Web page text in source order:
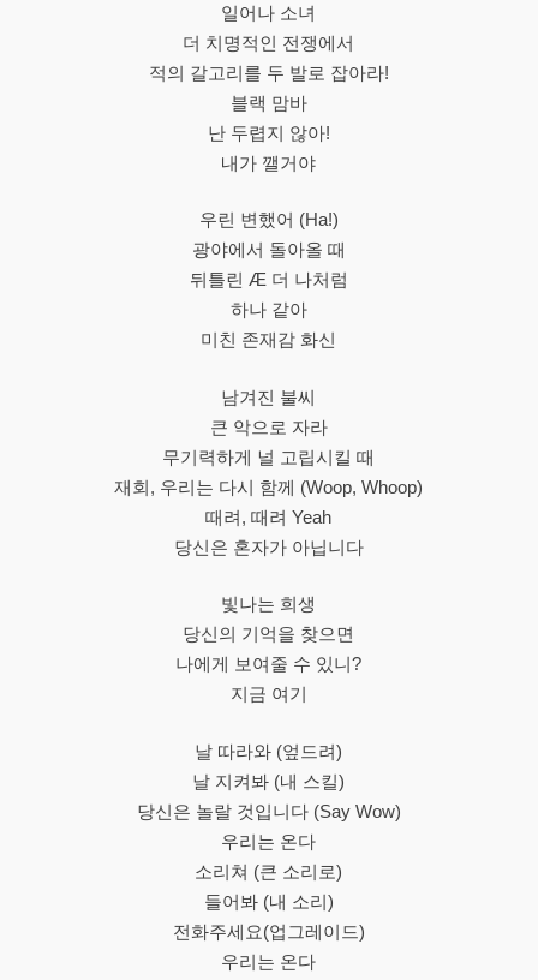
일어나 소녀
더 치명적인 전쟁에서
적의 갈고리를 두 발로 잡아라!
블랙 맘바
난 두렵지 않아!
내가 깰거야
우린 변했어 (Ha!)
광야에서 돌아올 때
뒤틀린 Æ 더 나처럼
하나 같아
미친 존재감 화신
남겨진 불씨
큰 악으로 자라
무기력하게 널 고립시킬 때
재회, 우리는 다시 함께 (Woop, Whoop)
때려, 때려 Yeah
당신은 혼자가 아닙니다
빛나는 희생
당신의 기억을 찾으면
나에게 보여줄 수 있니?
지금 여기
날 따라와 (엎드려)
날 지켜봐 (내 스킬)
당신은 놀랄 것입니다 (Say Wow)
우리는 온다
소리쳐 (큰 소리로)
들어봐 (내 소리)
전화주세요(업그레이드)
우리는 온다